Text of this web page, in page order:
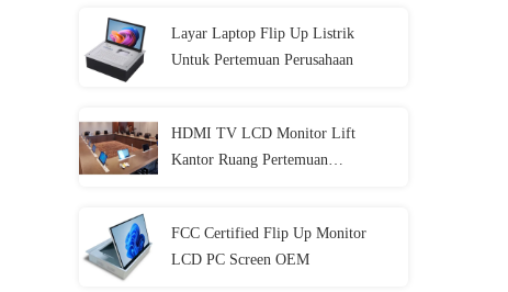
Layar Laptop Flip Up Listrik
Untuk Pertemuan Perusahaan
HDMI TV LCD Monitor Lift
Kantor Ruang Pertemuan
FCC Certified Flip Up Monitor
LCD PC Screen OEM